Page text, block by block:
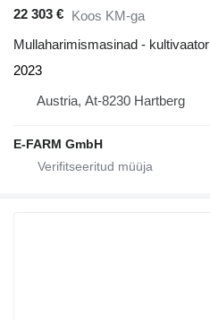
22 303 € Koos KM-ga
Mullaharimismasinad - kultivaator
2023
Austria, At-8230 Hartberg
E-FARM GmbH